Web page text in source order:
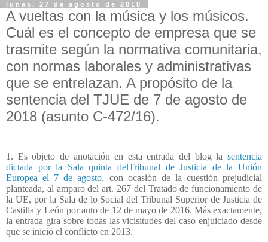
lunes, 27 de agosto de 2018
A vueltas con la música y los músicos.
Cuál es el concepto de empresa que se
trasmite según la normativa comunitaria,
con normas laborales y administrativas
que se entrelazan. A propósito de la
sentencia del TJUE de 7 de agosto de
2018 (asunto C-472/16).
1. Es objeto de anotación en esta entrada del blog la sentencia
dictada por la Sala quinta delTribunal de Justicia de la Unión
Europea el 7 de agosto, con ocasión de la cuestión prejudicial
planteada, al amparo del art. 267 del Tratado de funcionamiento de
la UE, por la Sala de lo Social del Tribunal Superior de Justicia de
Castilla y León por auto de 12 de mayo de 2016. Más exactamente,
la entrada gira sobre todas las vicisitudes del caso enjuiciado desde
que se inició el conflicto en 2013.